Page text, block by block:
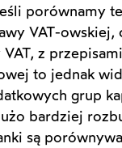
porównamy
VAT-
z
to jednak
grup
bardziej
są